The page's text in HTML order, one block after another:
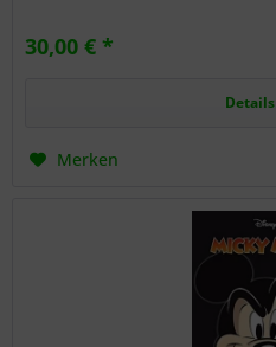
30,00 € *
Details
Merken